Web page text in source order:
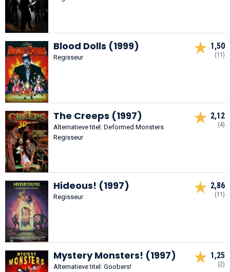
Blood Dolls (1999)
Regisseur
1,50
(11)
The Creeps (1997)
Alternatieve titel: Deformed Monsters
Regisseur
2,12
(4)
Hideous! (1997)
Regisseur
2,86
(11)
Mystery Monsters! (1997)
Alternatieve titel: Goobers!
1,25
(2)